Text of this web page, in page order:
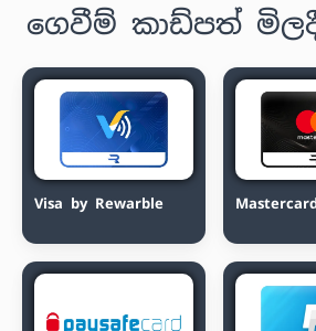
ගෙවීම් කාඩ්පත්
Visa by Rewarble